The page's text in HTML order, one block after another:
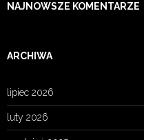
NAJNOWSZE KOMENTARZE
ARCHIWA
lipiec 2026
luty 2026